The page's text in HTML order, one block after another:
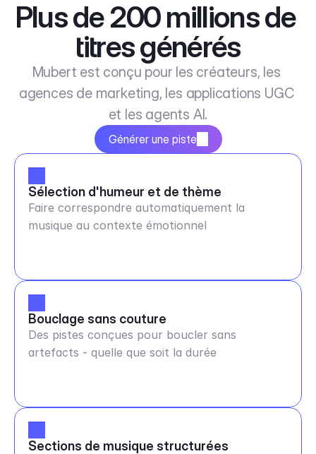
Plus de 200 millions de
titres générés
Mubert est conçu pour les créateurs, les
agences de marketing, les applications UGC
et les agents AI.
Générer une piste
Sélection d'humeur et de thème
Faire correspondre automatiquement la
musique au contexte émotionnel
Bouclage sans couture
Des pistes conçues pour boucler sans
artefacts - quelle que soit la durée
Sections de musique structurées